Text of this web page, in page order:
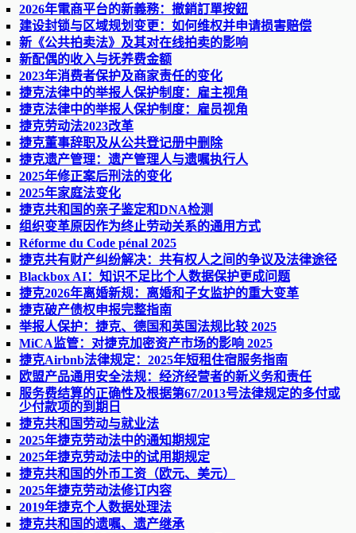
2026年電商平台的新義務：撤銷訂單按鈕
建设封锁与区域规划变更：如何维权并申请损害赔偿
新《公共拍卖法》及其对在线拍卖的影响
新配偶的收入与抚养费金额
2023年消费者保护及商家责任的变化
捷克法律中的举报人保护制度：雇主视角
捷克法律中的举报人保护制度：雇员视角
捷克劳动法2023改革
捷克董事辞职及从公共登记册中删除
捷克遗产管理：遗产管理人与遗嘱执行人
2025年修正案后刑法的变化
2025年家庭法变化
捷克共和国的亲子鉴定和DNA检测
组织变革原因作为终止劳动关系的通用方式
Réforme du Code pénal 2025
捷克共有财产纠纷解决：共有权人之间的争议及法律途径
Blackbox AI：知识不足比个人数据保护更成问题
捷克2026年离婚新规：离婚和子女监护的重大变革
捷克破产债权申报完整指南
举报人保护：捷克、德国和英国法规比较 2025
MiCA监管：对捷克加密资产市场的影响 2025
捷克Airbnb法律规定：2025年短租住宿服务指南
欧盟产品通用安全法规：经济经营者的新义务和责任
服务费结算的正确性及根据第67/2013号法律规定的多付或
少付款项的到期日
捷克共和国劳动与就业法
2025年捷克劳动法中的通知期规定
2025年捷克劳动法中的试用期规定
捷克共和国的外币工资（欧元、美元）
2025年捷克劳动法修订内容
2019年捷克个人数据处理法
捷克共和国的遗嘱、遗产继承